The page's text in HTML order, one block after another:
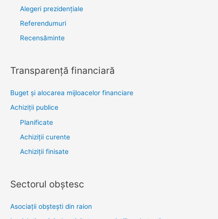
Alegeri prezidențiale
Referendumuri
Recensăminte
Transparenţă financiară
Buget și alocarea mijloacelor financiare
Achiziţii publice
Planificate
Achiziții curente
Achiziții finisate
Sectorul obştesc
Asociaţii obşteşti din raion